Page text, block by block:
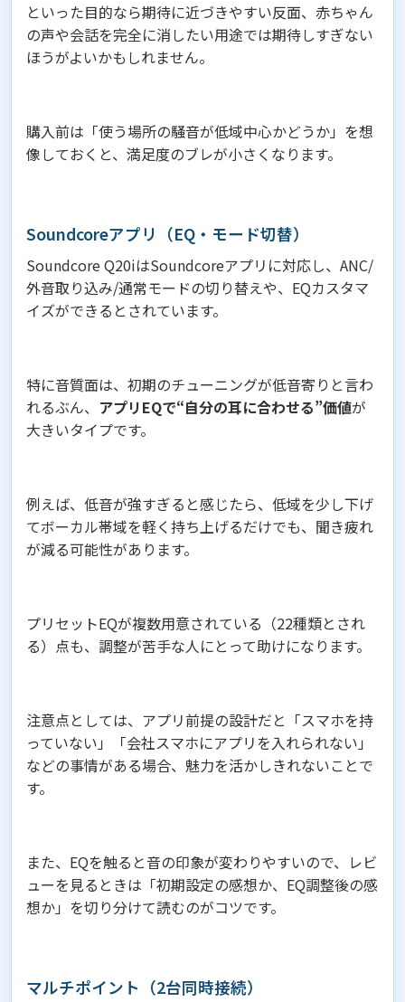
といった目的なら期待に近づきやすい反面、赤ちゃん
の声や会話を完全に消したい用途では期待しすぎない
ほうがよいかもしれません。
購入前は「使う場所の騒音が低域中心かどうか」を想
像しておくと、満足度のブレが小さくなります。
Soundcoreアプリ（EQ・モード切替）
Soundcore Q20iはSoundcoreアプリに対応し、ANC/
外音取り込み/通常モードの切り替えや、EQカスタマ
イズができるとされています。
特に音質面は、初期のチューニングが低音寄りと言わ
れるぶん、 アプリEQで“自分の耳に合わせる”価値が
大きいタイプです。
例えば、低音が強すぎると感じたら、低域を少し下げ
てボーカル帯域を軽く持ち上げるだけでも、聞き疲れ
が減る可能性があります。
プリセットEQが複数用意されている（22種類とされ
る）点も、調整が苦手な人にとって助けになります。
注意点としては、アプリ前提の設計だと「スマホを持
っていない」「会社スマホにアプリを入れられない」
などの事情がある場合、魅力を活かしきれないことで
す。
また、EQを触ると音の印象が変わりやすいので、レビ
ューを見るときは「初期設定の感想か、EQ調整後の感
想か」を切り分けて読むのがコツです。
マルチポイント（2台同時接続）